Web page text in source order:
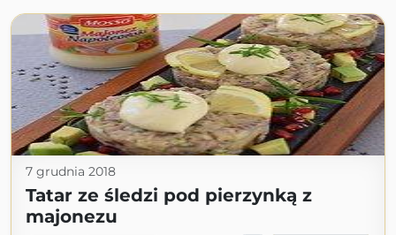
7 grudnia 2018
Tatar ze śledzi pod pierzynką z
majonezu